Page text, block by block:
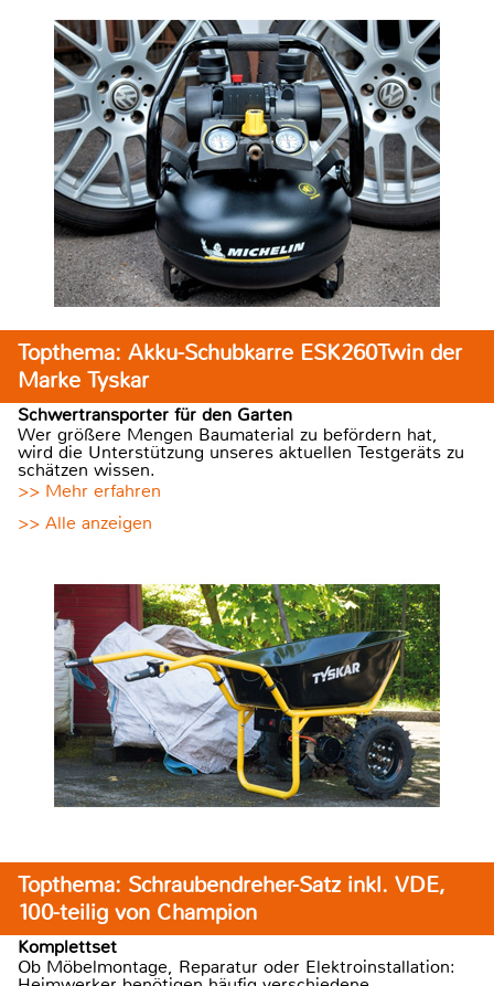
Topthema: Akku-Schubkarre ESK260Twin der
Marke Tyskar
Schwertransporter für den Garten
Wer größere Mengen Baumaterial zu befördern hat,
wird die Unterstützung unseres aktuellen Testgeräts zu
schätzen wissen.
>> Mehr erfahren
>> Alle anzeigen
Topthema: Schraubendreher-Satz inkl. VDE,
100-teilig von Champion
Komplettset
Ob Möbelmontage, Reparatur oder Elektroinstallation: